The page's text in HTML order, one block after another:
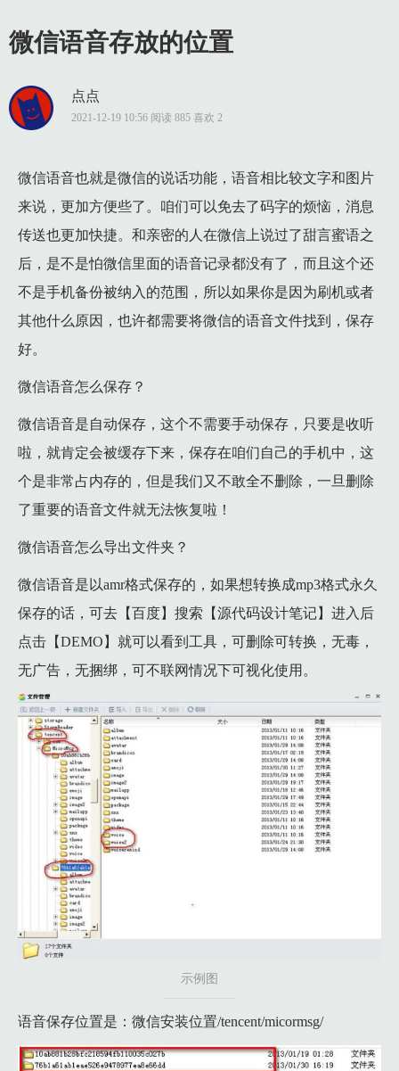
微信语音存放的位置
点点
2021-12-19 10:56 阅读 885 喜欢 2
微信语音也就是微信的说话功能，语音相比较文字和图片
来说，更加方便些了。咱们可以免去了码字的烦恼，消息
传送也更加快捷。和亲密的人在微信上说过了甜言蜜语之
后，是不是怕微信里面的语音记录都没有了，而且这个还
不是手机备份被纳入的范围，所以如果你是因为刷机或者
其他什么原因，也许都需要将微信的语音文件找到，保存
好。
微信语音怎么保存？
微信语音是自动保存，这个不需要手动保存，只要是收听
啦，就肯定会被缓存下来，保存在咱们自己的手机中，这
个是非常占内存的，但是我们又不敢全不删除，一旦删除
了重要的语音文件就无法恢复啦！
微信语音怎么导出文件夹？
微信语音是以amr格式保存的，如果想转换成mp3格式永久
保存的话，可去【百度】搜索【源代码设计笔记】进入后
点击【DEMO】就可以看到工具，可删除可转换，无毒，
无广告，无捆绑，可不联网情况下可视化使用。
示例图
语音保存位置是：微信安装位置/tencent/micormsg/